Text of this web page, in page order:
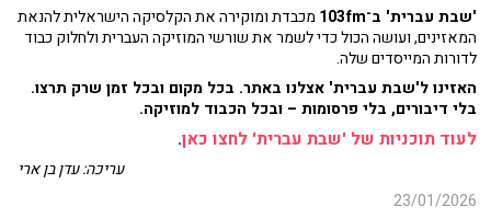
'שבת עברית' ב־103fm
מכבדת ומוקירה את הקלסיקה הישראלית להנאת
המאזינים, ועושה הכול כדי לשמר את שורשי המוזיקה העברית ולחלוק כבוד
לדורות המייסדים שלה.
האזינו ל'שבת עברית' אצלנו באתר. בכל מקום ובכל זמן שרק תרצו.
בלי דיבורים, בלי פרסומות – ובכל הכבוד למוזיקה.
לעוד תוכניות של 'שבת עברית' לחצו כאן.
עריכה: עדן בן ארי
23/01/2026